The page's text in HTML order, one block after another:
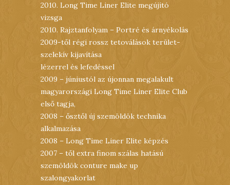
2010. Long Time Liner Elite megújító
vizsga
2010. Rajztanfolyam – Portré és árnyékolás
2009-től régi rossz tetoválások terület-
szelekív kijavítása
lézerrel és lefedéssel
2009 – júniustól az újonnan megalakult
magyarországi Long Time Liner Elite Club
első tagja,
2008 – ősztől új szemöldök technika
alkalmazása
2008 – Long Time Liner Elite képzés
2007 – től extra finom szálas hatású
szemöldök conture make up
szalongyakorlat